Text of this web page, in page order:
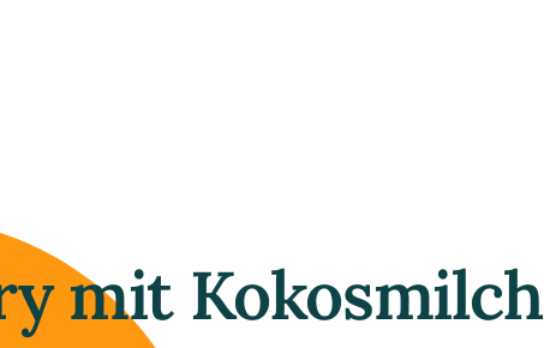
mit Kokosmilch